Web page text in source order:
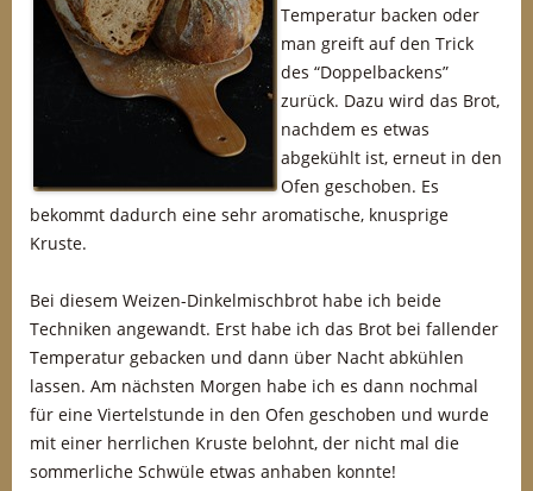
Temperatur backen oder
man greift auf den Trick
des “Doppelbackens”
zurück. Dazu wird das Brot,
nachdem es etwas
abgekühlt ist, erneut in den
Ofen geschoben. Es
bekommt dadurch eine sehr aromatische, knusprige
Kruste.
Bei diesem Weizen-Dinkelmischbrot habe ich beide
Techniken angewandt. Erst habe ich das Brot bei fallender
Temperatur gebacken und dann über Nacht abkühlen
lassen. Am nächsten Morgen habe ich es dann nochmal
für eine Viertelstunde in den Ofen geschoben und wurde
mit einer herrlichen Kruste belohnt, der nicht mal die
sommerliche Schwüle etwas anhaben konnte!